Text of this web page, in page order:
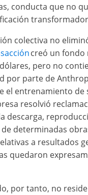
conducta que no
colectiva no
creó un fondo
pero no
por parte de
el entrenamiento de
resolvió
descarga,
determinadas
a resultados
quedaron
por tanto, no